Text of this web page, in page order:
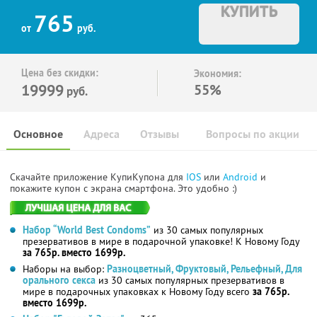
от 765 руб.
КУПИТЬ
Цена без скидки:
19999 руб.
Экономия:
55%
Основное Отзывы Вопросы по акции
Адреса
Скачайте приложение КупиКупона для IOS или Android и
покажите купон с экрана смартфона. Это удобно :)
Набор “World Best Condoms” из 30 самых популярных
презервативов в мире в подарочной упаковке! К Новому Году
за 765р. вместо 1699р.
Наборы на выбор: Разноцветный, Фруктовый, Рельефный, Для
орального секса из 30 самых популярных презервативов в
мире в подарочных упаковках к Новому Году всего за 765р.
вместо 1699р.